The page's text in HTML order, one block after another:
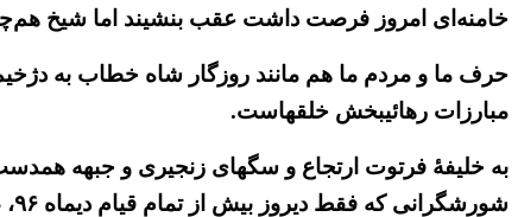
خامنه‌ای امروز فرصت داشت عقب بنشیند اما شیخ
حرف ما و مردم ما هم مانند روزگار شاه خطاب به
مبارزات رهائیبخش خلقهاست.
به خلیفهٔ فرتوت ارتجاع و سگهای زنجیری و جبهه